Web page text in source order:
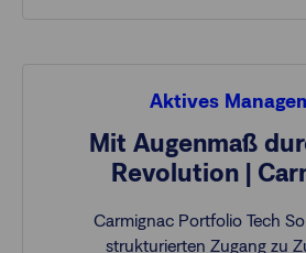
Aktives
Mit Augenmaß
Revolution |
Carmignac Portfolio Tech
strukturierten Zugang zu